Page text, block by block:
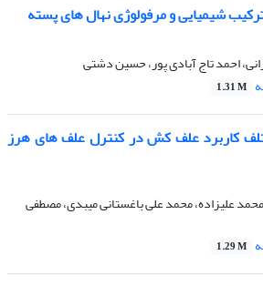
شیمیایی و مرفولوژی نهال های پسته
احمد تاج آبادی پور، حسین دشتی
1.31 M
کاربرد علف کش در کنترل علف های هرز
علیزاده، محمد علی باغستانی میبدی، مصطفی
1.29 M